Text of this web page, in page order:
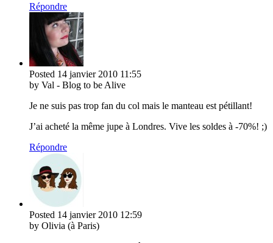
Répondre
Posted 14 janvier 2010 11:55
by Val - Blog to be Alive
Je ne suis pas trop fan du col mais le manteau est pétillant!
J’ai acheté la même jupe à Londres. Vive les soldes à -70%! ;)
Répondre
Posted 14 janvier 2010 12:59
by Olivia (à Paris)